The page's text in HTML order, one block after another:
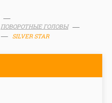
ПОВОРОТНЫЕ ГОЛОВЫ
SILVER STAR